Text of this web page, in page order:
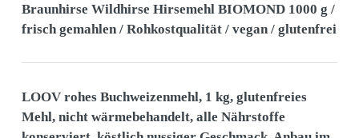
Braunhirse Wildhirse Hirsemehl BIOMOND 1000 g /
frisch gemahlen / Rohkostqualität / vegan / glutenfrei
LOOV rohes Buchweizenmehl, 1 kg, glutenfreies
Mehl, nicht wärmebehandelt, alle Nährstoffe